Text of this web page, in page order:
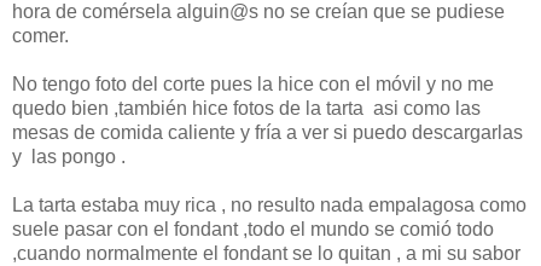
hora de comérsela alguin@s no se creían que se pudiese
comer.
No tengo foto del corte pues la hice con el móvil y no me
quedo bien ,también hice fotos de la tarta asi como las
mesas de comida caliente y fría a ver si puedo descargarlas
y las pongo .
La tarta estaba muy rica , no resulto nada empalagosa como
suele pasar con el fondant ,todo el mundo se comió todo
,cuando normalmente el fondant se lo quitan , a mi su sabor